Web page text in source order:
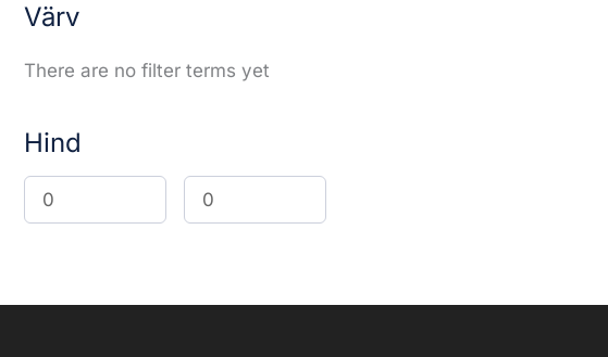
Värv
There are no filter terms yet
Hind